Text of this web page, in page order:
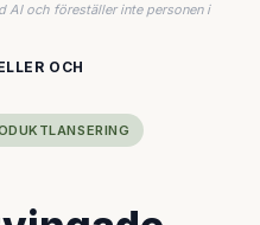
AI och föreställer inte personen i
OCH